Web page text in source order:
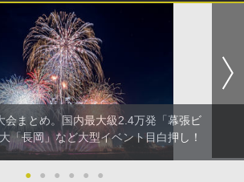
会まとめ。国内最大級2.4万発「幕張ビ
「長岡」など大型イベント目白押し！
● ● ● ● ● ●